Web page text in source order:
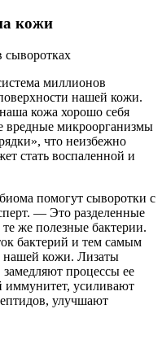
кожи
миллионов
нашей кожи.
кожа хорошо себя
вредные микроорганизмы
что неизбежно
стать воспаленной и
помогут сыворотки с
— Это разделенные
же полезные бактерии.
бактерий и тем самым
нашей кожи. Лизаты
процессы ее
иммунитет, усиливают
улучшают